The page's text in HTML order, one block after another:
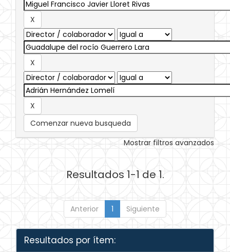
Comenzar nueva busqueda
Mostrar filtros avanzados
Resultados 1-1 de 1.
Anterior 1 Siguiente
Resultados por ítem: